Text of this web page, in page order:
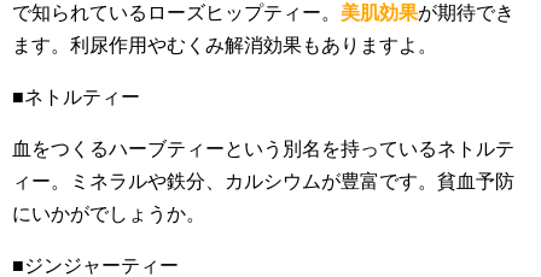
で知られているローズヒップティー。 美肌効果が期待でき
ます。利尿作用やむくみ解消効果もありますよ。
■ネトルティー
血をつくるハーブティーという別名を持っているネトルテ
ィー。ミネラルや鉄分、カルシウムが豊富です。貧血予防
にいかがでしょうか。
■ジンジャーティー